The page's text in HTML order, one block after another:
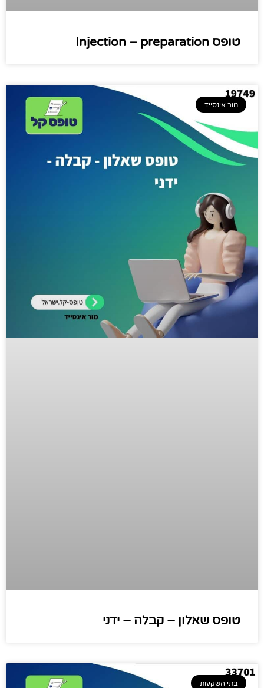
טופס Injection – preparation
מור אינסייד
טופס שאלון – קבלה – ידני
בתי השקעות